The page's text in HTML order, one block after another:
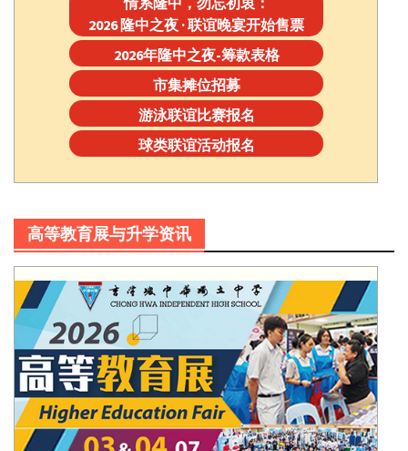
2026 隆中之夜 · 联谊晚宴开始售票
2026年隆中之夜-筹款表格
市集摊位招募
游泳联谊比赛报名
球类联谊活动报名
高等教育展与升学资讯